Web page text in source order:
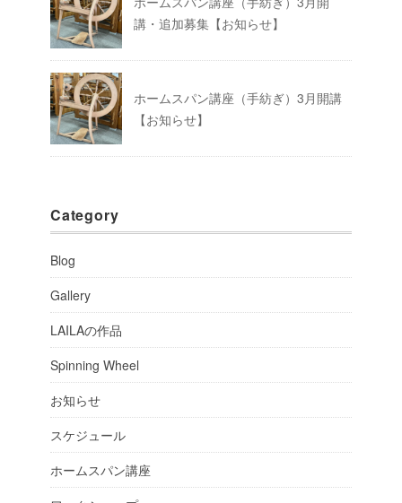
講・追加募集【お知らせ】
ホームスパン講座（手紡ぎ）3月開講
【お知らせ】
Category
Blog
Gallery
LAILAの作品
Spinning Wheel
お知らせ
スケジュール
ホームスパン講座